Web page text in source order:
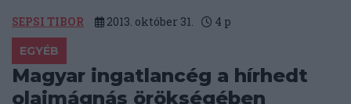
SEPSI TIBOR 2013. október 31. 4 p
EGYÉB
Magyar ingatlancég a hírhedt
olajmágnás örökségében